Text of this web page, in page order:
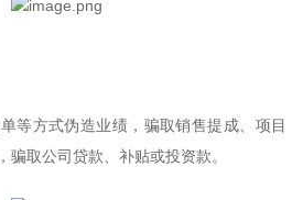
等方式伪造业绩，骗取销售提成、项目
骗取公司贷款、补贴或投资款。